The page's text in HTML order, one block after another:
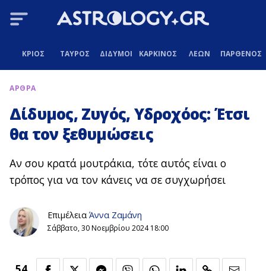
ΚΡΙΟΣ ΤΑΥΡΟΣ ΔΙΔΥΜΟΙ ΚΑΡΚΙΝΟΣ ΛΕΩΝ ΠΑΡΘΕΝΟΣ
ΑΡΘΡΑ
Δίδυμος, Ζυγός, Υδροχόος: Έτσι
θα τον ξεθυμώσεις
Αν σου κρατά μουτράκια, τότε αυτός είναι ο
τρόπος για να τον κάνεις να σε συγχωρήσει
Επιμέλεια Άννα Ζαμάνη
Σάββατο, 30 Νοεμβρίου 2024 18:00